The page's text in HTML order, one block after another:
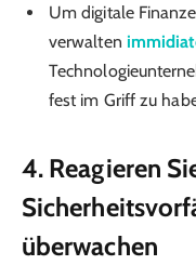
Um digitale
verwalten
fest im Griff zu
4. Reagieren
überwachen